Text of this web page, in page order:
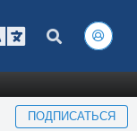
ПОДПИСАТЬСЯ